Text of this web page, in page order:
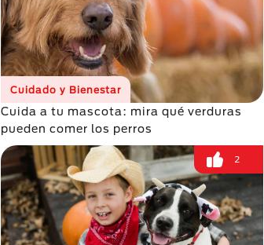
Cuidado y Bienestar
Cuida a tu mascota: mira qué verduras
pueden comer los perros
2